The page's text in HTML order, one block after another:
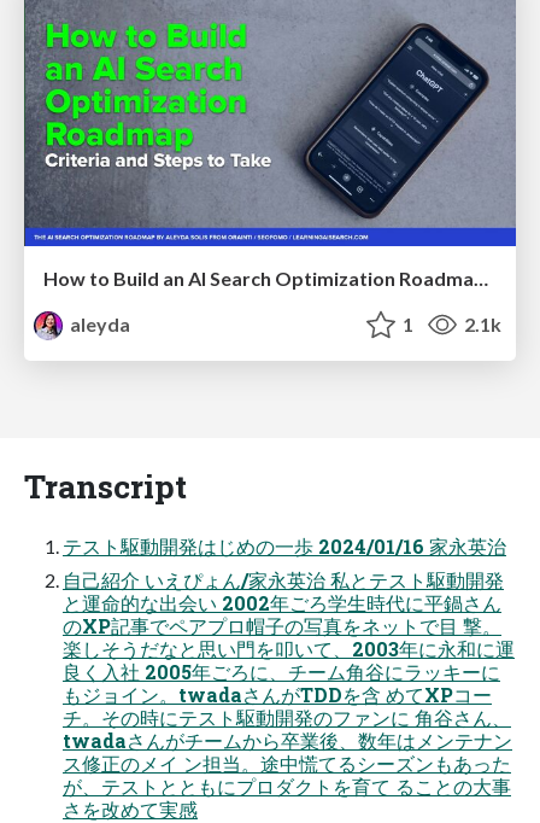
How to Build an AI Search Optimization Roadmap - Criteria and Steps to Take #SEOIRL
aleyda
1 2.1k
Transcript
テスト駆動開発はじめの一歩 2024/01/16 家永英治
自己紹介 いえぴょん/家永英治 私とテスト駆動開発
と運命的な出会い 2002年ごろ学生時代に平鍋さん
のXP記事でペアプロ帽子の写真をネットで目 撃。
楽しそうだなと思い門を叩いて、2003年に永和に運
良く入社 2005年ごろに、チーム角谷にラッキーに
もジョイン。twadaさんがTDDを含 めてXPコー
チ。その時にテスト駆動開発のファンに 角谷さん、
twadaさんがチームから卒業後、数年はメンテナン
ス修正のメイ ン担当。途中慌てるシーズンもあった
が、テストとともにプロダクトを育て ることの大事
さを改めて実感